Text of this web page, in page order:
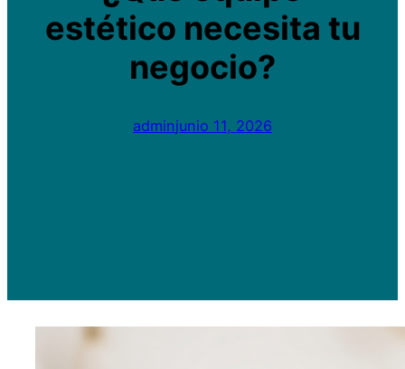
estético necesita tu
negocio?
adminjunio 11, 2026